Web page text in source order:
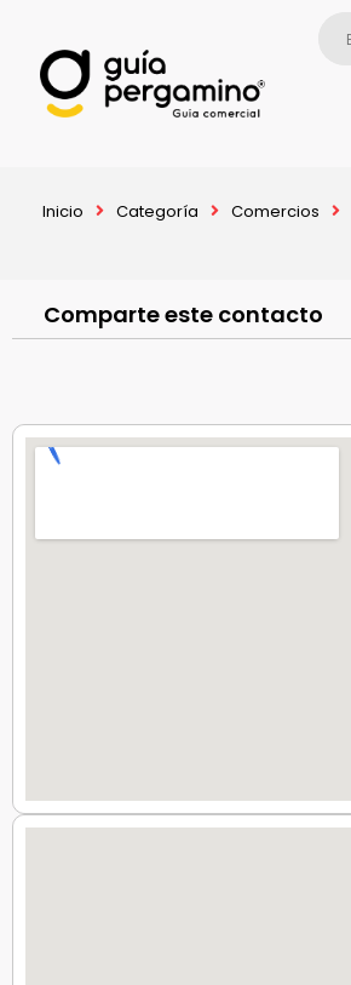
Inicio Categoría Comercios
Comparte este contacto